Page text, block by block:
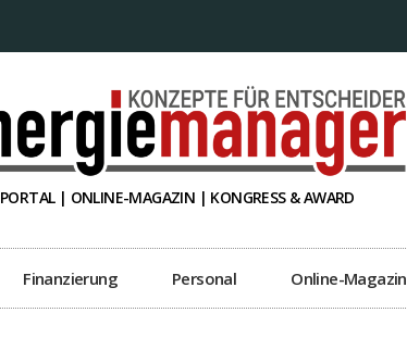
PORTAL | ONLINE-MAGAZIN | KONGRESS & AWARD
Finanzierung Personal Online-Magazin